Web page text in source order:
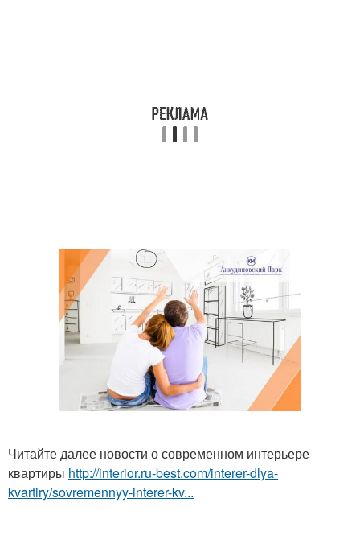
Читайте далее новости о современном интерьере
квартиры http://interior.ru-best.com/interer-dlya-
kvartiry/sovremennyy-interer-kv...